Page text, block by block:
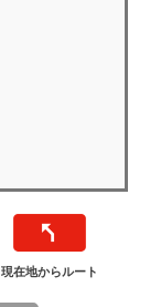
現在地からルート